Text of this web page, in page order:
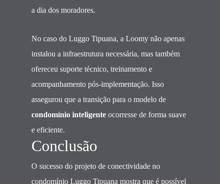
a dia dos moradores.
No caso do Luggo Tipuana, a Loomy não apenas
instalou a infraestrutura necessária, mas também
ofereceu suporte técnico, treinamento e
acompanhamento pós-implementação. Isso
assegurou que a transição para o modelo de
condomínio inteligente ocorresse de forma suave
e eficiente.
Conclusão
O sucesso do projeto de conectividade no
condomínio Luggo Tipuana mostra que é possível